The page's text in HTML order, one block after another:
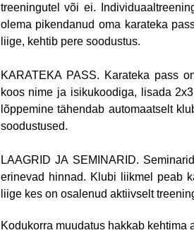
treeningutel või ei.
olema pikendanud oma karateka
liige, kehtib pere soodustus.
KARATEKA PASS. Karateka pass
koos nime ja isikukoodiga, lisada
lõppemine tähendab automaatselt
soodustused.
LAAGRID JA SEMINARID.
erinevad hinnad. Klubi liikmel peab
liige kes on osalenud aktiivselt
Kodukorra muudatus hakkab kehtima